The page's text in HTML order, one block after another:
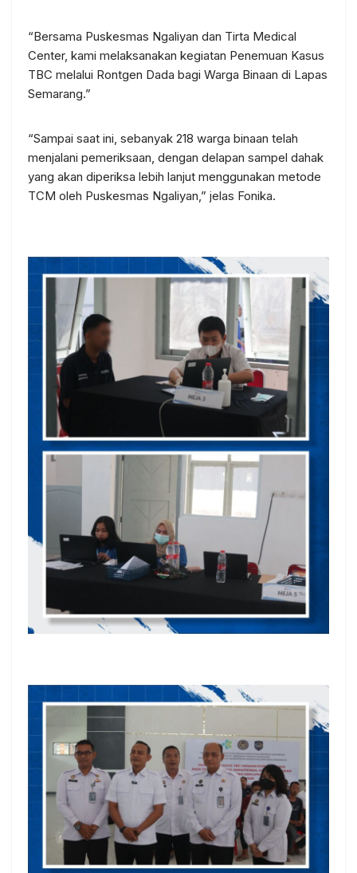
“Bersama Puskesmas Ngaliyan dan Tirta Medical
Center, kami melaksanakan kegiatan Penemuan Kasus
TBC melalui Rontgen Dada bagi Warga Binaan di Lapas
Semarang.”
“Sampai saat ini, sebanyak 218 warga binaan telah
menjalani pemeriksaan, dengan delapan sampel dahak
yang akan diperiksa lebih lanjut menggunakan metode
TCM oleh Puskesmas Ngaliyan,” jelas Fonika.